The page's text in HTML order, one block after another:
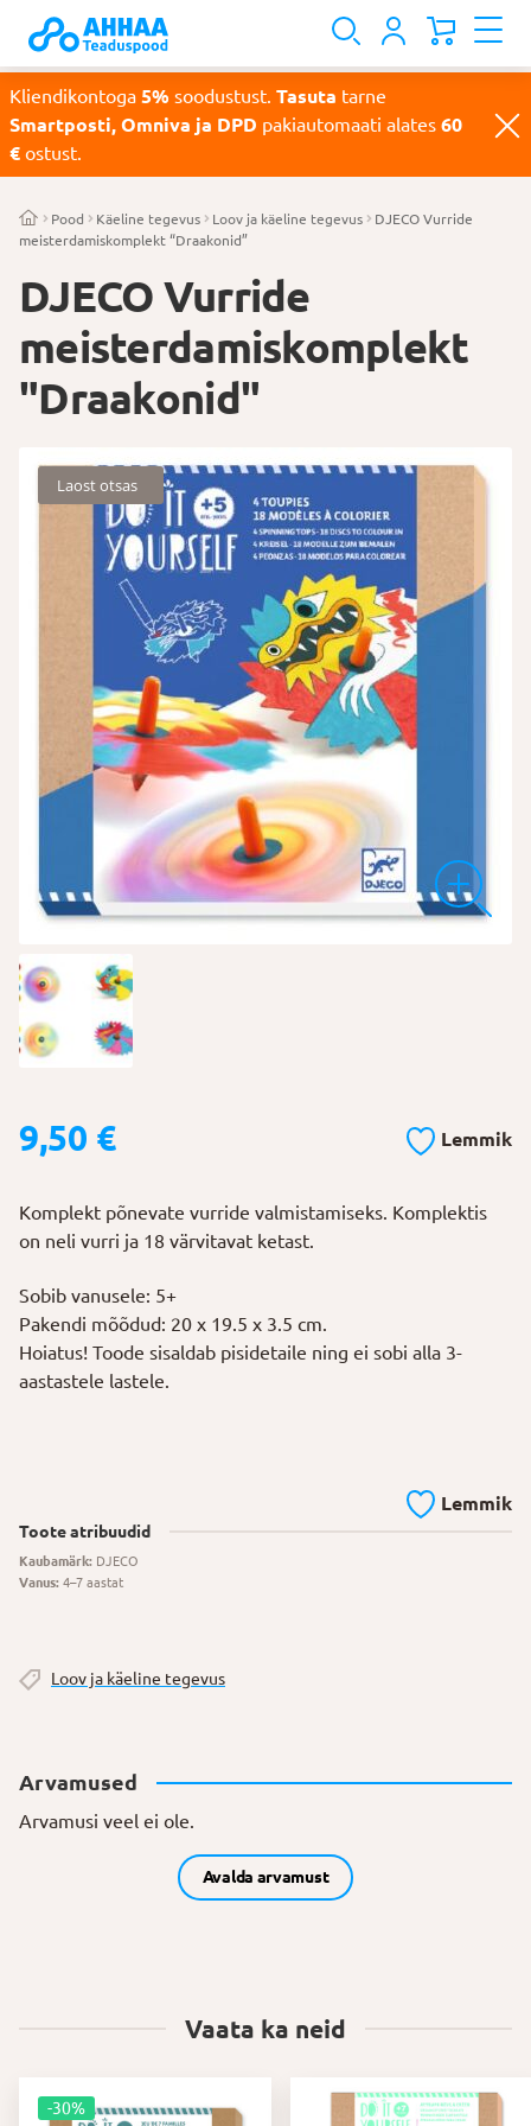
Kliendikontoga 5% soodustust. Tasuta tarne
Smartposti, Omniva ja DPD pakiautomaati alates 60
€ ostust.
Pood Käeline tegevus Loov ja käeline tegevus
DJECO Vurride
meisterdamiskomplekt “Draakonid”
DJECO Vurride
meisterdamiskomplekt
"Draakonid"
Laost otsas
9,50 € Lemmik
Komplekt põnevate vurride valmistamiseks. Komplektis
on neli vurri ja 18 värvitavat ketast.
Sobib vanusele: 5+
Pakendi mõõdud: 20 x 19.5 x 3.5 cm.
Hoiatus! Toode sisaldab pisidetaile ning ei sobi alla 3-
aastastele lastele.
Lemmik
Toote atribuudid
Kaubamärk: DJECO
Vanus: 4–7 aastat
Loov ja käeline tegevus
Arvamused
Arvamusi veel ei ole.
Avalda arvamust
Vaata ka neid
-30%